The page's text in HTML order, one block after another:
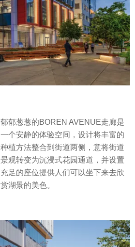
郁郁葱葱的BOREN AVENUE走廊是
一个安静的体验空间，设计将丰富的
种植方法整合到街道两侧，意将街道
景观转变为沉浸式花园通道，并设置
充足的座位提供人们可以坐下来去欣
赏湖景的美色。